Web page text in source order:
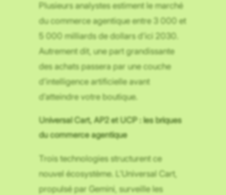
Plusieurs analystes estiment le marché
du commerce agentique entre 3 000 et
5 000 milliards de dollars d’ici 2030.
Autrement dit, une part grandissante
des achats passera par une couche
d’intelligence artificielle avant
d’atteindre votre boutique.
Universal Cart, AP2 et UCP : les briques
du commerce agentique
Trois technologies structurent ce
nouvel écosystème. L’Universal Cart,
propulsé par Gemini, surveille les